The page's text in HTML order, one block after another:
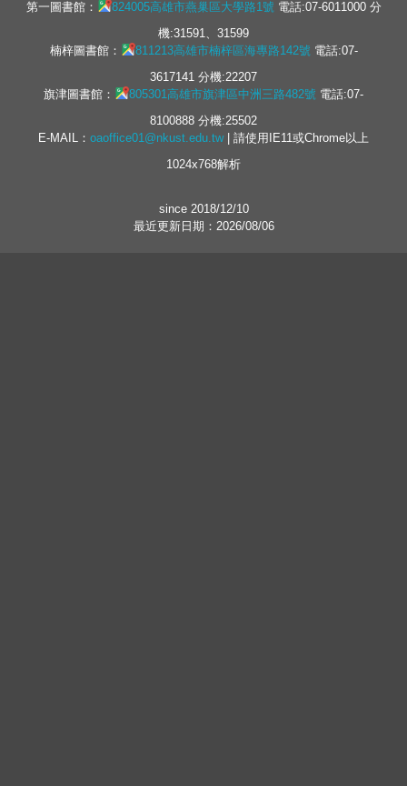
第一圖書館： 824005高雄市燕巢區大學路1號電話:07-6011000 分
機:31591、31599
楠梓圖書館：
811213高雄市楠梓區海專路142號電話:07-
3617141 分機:22207
旗津圖書館：
805301高雄市旗津區中洲三路482號 電話:07-
8100888 分機:25502
E-MAIL： oaoffice01@nkust.edu.tw| 請使用IE11或Chrome以上
1024x768解析
since 2018/12/10
最近更新日期：2026/08/06